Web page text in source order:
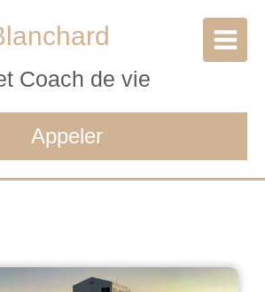
Coach de vie
Appeler